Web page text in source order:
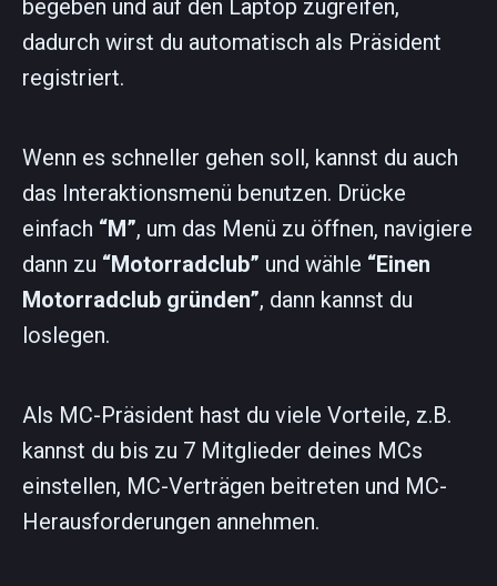
begeben und auf den Laptop zugreifen,
dadurch wirst du automatisch als Präsident
registriert.
Wenn es schneller gehen soll, kannst du auch
das Interaktionsmenü benutzen. Drücke
einfach “M”, um das Menü zu öffnen, navigiere
dann zu “Motorradclub” und wähle “Einen
Motorradclub gründen”, dann kannst du
loslegen.
Als MC-Präsident hast du viele Vorteile, z.B.
kannst du bis zu 7 Mitglieder deines MCs
einstellen, MC-Verträgen beitreten und MC-
Herausforderungen annehmen.